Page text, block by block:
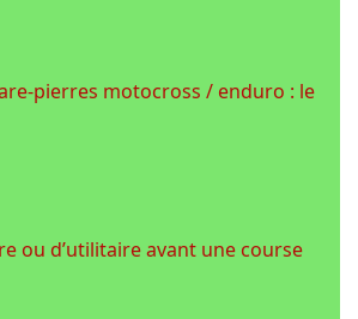
pierres motocross / enduro : le
ou d’utilitaire avant une course